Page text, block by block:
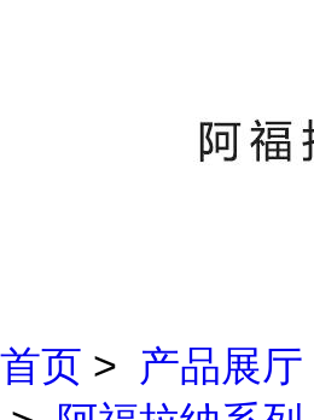
首页 > 产品展厅